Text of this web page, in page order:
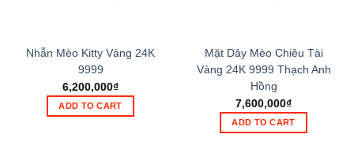
Nhẫn Mèo Kitty Vàng 24K
9999
6,200,000₫
ADD TO CART
Mặt Dây Mèo Chiêu Tài
Vàng 24K 9999 Thạch Anh
Hồng
7,600,000₫
ADD TO CART